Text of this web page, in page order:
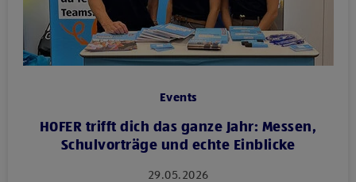
Events
HOFER trifft dich das ganze Jahr: Messen,
Schulvorträge und echte Einblicke
29.05.2026